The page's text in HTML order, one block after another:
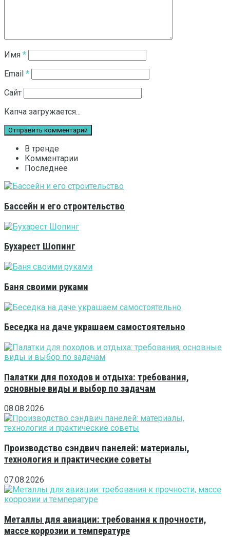
Имя *
Email *
Сайт
Капча загружается...
В тренде
Комментарии
Последнее
Бассейн и его строительство
Бухарест Шопинг
Баня своими руками
Беседка на даче украшаем самостоятельно
Палатки для походов и отдыха: требования,
основные виды и выбор по задачам
08.08.2026
Производство сэндвич панелей: материалы,
технология и практические советы
07.08.2026
Металлы для авиации: требования к прочности,
массе коррозии и температуре